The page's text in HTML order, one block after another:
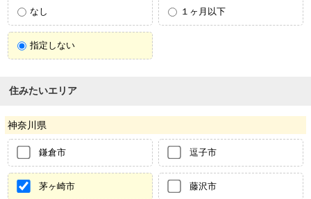
なし １ヶ月以下
指定しない
住みたいエリア
神奈川県
鎌倉市 逗子市
茅ヶ崎市 藤沢市